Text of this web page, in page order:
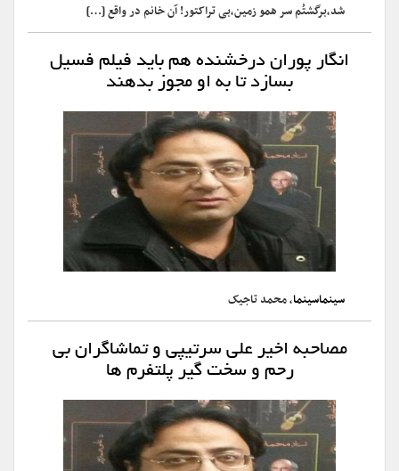
شد،برگشتُم سر همو زمین،بی تراکتور! آن خانم در واقع […]
انگار پوران درخشنده هم باید فیلم فسیل
بسازد تا به او مجوز بدهند
سینماسینما، محمد تاجیک
مصاحبه اخیر علی سرتیپی و تماشاگران بی
رحم و سخت گیر پلتفرم ها